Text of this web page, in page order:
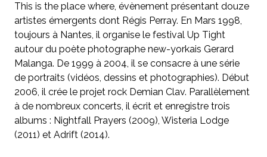
This is the place where, évènement présentant douze
artistes émergents dont Régis Perray. En Mars 1998,
toujours à Nantes, il organise le festival Up Tight
autour du poète photographe new-yorkais Gerard
Malanga. De 1999 à 2004, il se consacre à une série
de portraits (vidéos, dessins et photographies). Début
2006, il crée le projet rock Demian Clav. Parallèlement
à de nombreux concerts, il écrit et enregistre trois
albums : Nightfall Prayers (2009), Wisteria Lodge
(2011) et Adrift (2014).